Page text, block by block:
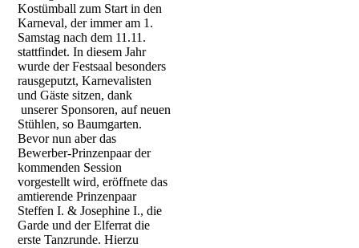
Kostümball zum Start in den
Karneval, der immer am 1.
Samstag nach dem 11.11.
stattfindet. In diesem Jahr
wurde der Festsaal besonders
rausgeputzt, Karnevalisten
und Gäste sitzen, dank
unserer Sponsoren, auf neuen
Stühlen, so Baumgarten.
Bevor nun aber das
Bewerber-Prinzenpaar der
kommenden Session
vorgestellt wird, eröffnete das
amtierende Prinzenpaar
Steffen I. & Josephine I., die
Garde und der Elferrat die
erste Tanzrunde. Hierzu